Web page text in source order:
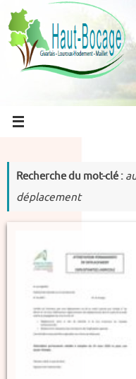
Passer
au
contenu
Recherche du mot-clé :
déplacement